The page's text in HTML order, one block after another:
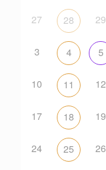
27
28 29
3 4 5
10 11 12
17 18 19
24 25 26